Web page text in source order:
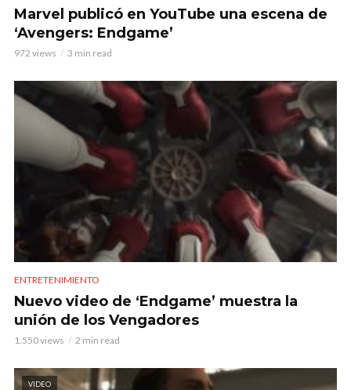
Marvel publicó en YouTube una escena de
‘Avengers: Endgame’
972 views 3 min read
ENTRETENIMIENTO
Nuevo video de ‘Endgame’ muestra la
unión de los Vengadores
1.550 views 2 min read
VIDEO